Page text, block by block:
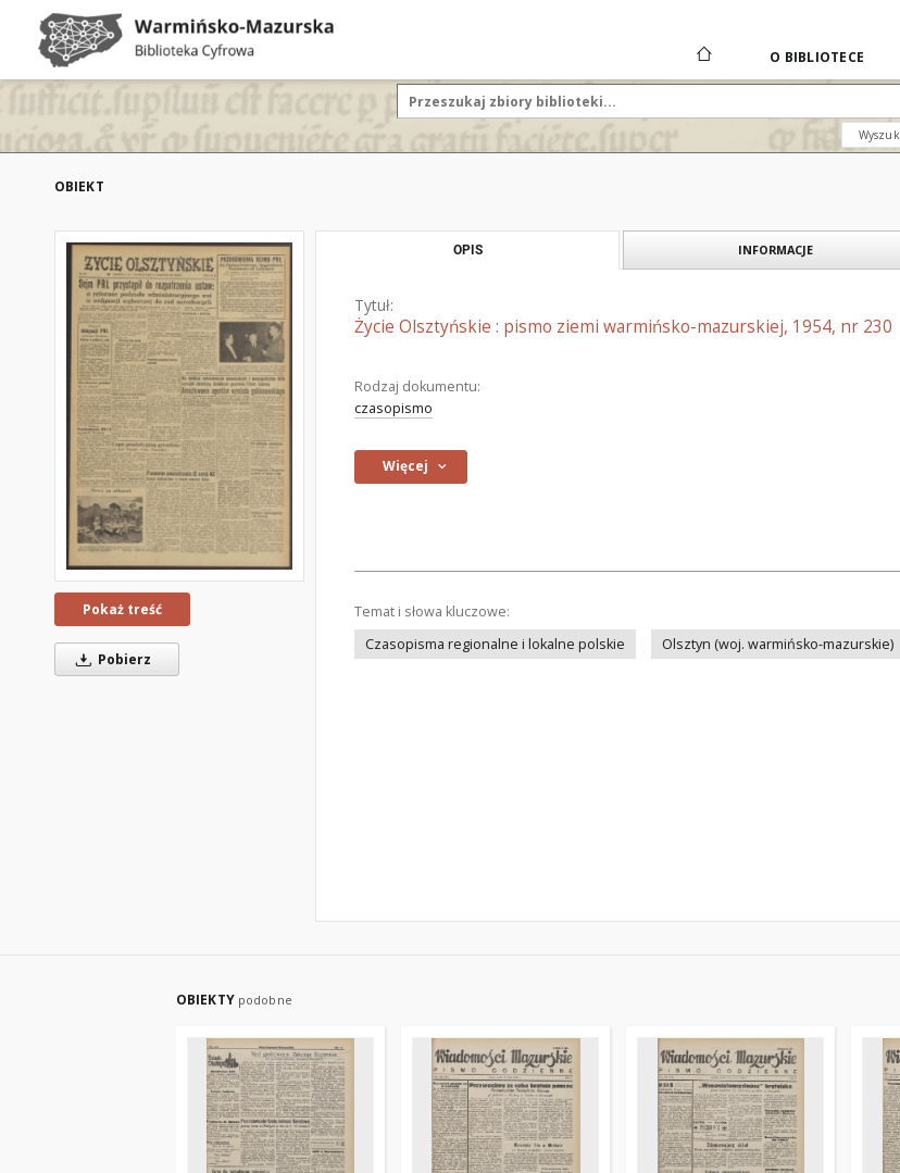
O BIBLIOTECE
OBIEKT
Pokaż treść
Pobierz
OPIS INFORMACJE
Tytuł:
Życie Olsztyńskie : pismo ziemi warmińsko-mazurskiej, 1954, nr 230
Rodzaj dokumentu:
czasopismo
Więcej
Temat i słowa kluczowe:
Czasopisma regionalne i lokalne polskie
Olsztyn (woj. warmińsko-mazurskie)
OBIEKTY podobne